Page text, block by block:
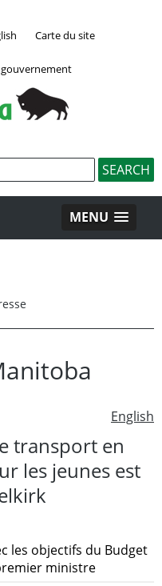
Carte du site
MENU
English
transport en
les jeunes est
les objectifs du Budget
ministre